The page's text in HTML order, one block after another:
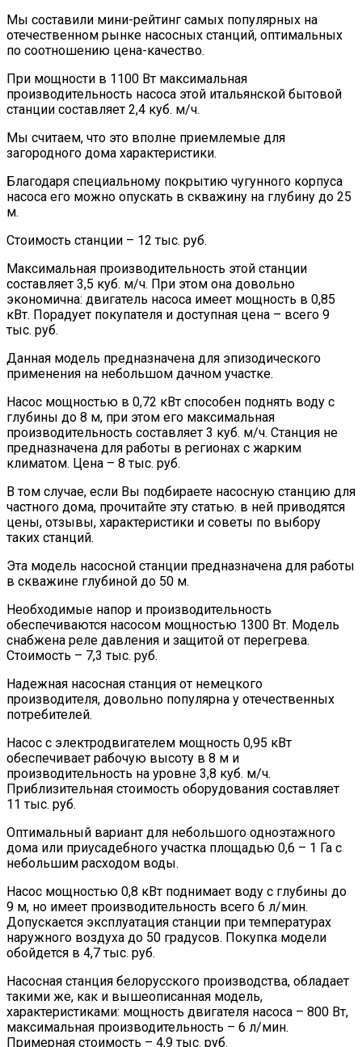
Мы составили мини-рейтинг самых популярных на
отечественном рынке насосных станций, оптимальных
по соотношению цена-качество.
При мощности в 1100 Вт максимальная
производительность насоса этой итальянской бытовой
станции составляет 2,4 куб. м/ч.
Мы считаем, что это вполне приемлемые для
загородного дома характеристики.
Благодаря специальному покрытию чугунного корпуса
насоса его можно опускать в скважину на глубину до 25
м.
Стоимость станции – 12 тыс. руб.
Максимальная производительность этой станции
составляет 3,5 куб. м/ч. При этом она довольно
экономична: двигатель насоса имеет мощность в 0,85
кВт. Порадует покупателя и доступная цена – всего 9
тыс. руб.
Данная модель предназначена для эпизодического
применения на небольшом дачном участке.
Насос мощностью в 0,72 кВт способен поднять воду с
глубины до 8 м, при этом его максимальная
производительность составляет 3 куб. м/ч. Станция не
предназначена для работы в регионах с жарким
климатом. Цена – 8 тыс. руб.
В том случае, если Вы подбираете насосную станцию для
частного дома, прочитайте эту статью. в ней приводятся
цены, отзывы, характеристики и советы по выбору
таких станций.
Эта модель насосной станции предназначена для работы
в скважине глубиной до 50 м.
Необходимые напор и производительность
обеспечиваются насосом мощностью 1300 Вт. Модель
снабжена реле давления и защитой от перегрева.
Стоимость – 7,3 тыс. руб.
Надежная насосная станция от немецкого
производителя, довольно популярна у отечественных
потребителей.
Насос с электродвигателем мощность 0,95 кВт
обеспечивает рабочую высоту в 8 м и
производительность на уровне 3,8 куб. м/ч.
Приблизительная стоимость оборудования составляет
11 тыс. руб.
Оптимальный вариант для небольшого одноэтажного
дома или приусадебного участка площадью 0,6 – 1 Га с
небольшим расходом воды.
Насос мощностью 0,8 кВт поднимает воду с глубины до
9 м, но имеет производительность всего 6 л/мин.
Допускается эксплуатация станции при температурах
наружного воздуха до 50 градусов. Покупка модели
обойдется в 4,7 тыс. руб.
Насосная станция белорусского производства, обладает
такими же, как и вышеописанная модель,
характеристиками: мощность двигателя насоса – 800 Вт,
максимальная производительность – 6 л/мин.
Примерная стоимость – 4,9 тыс. руб.